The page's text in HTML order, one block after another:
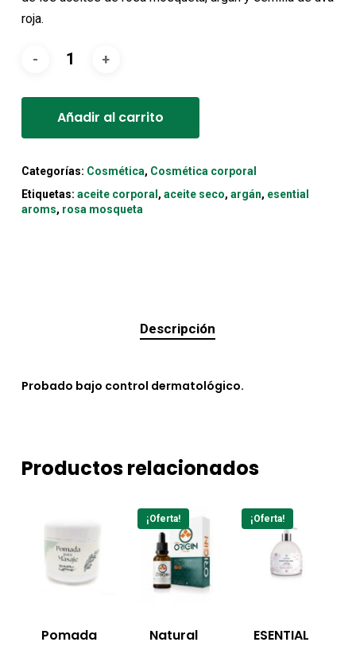
roja.
Añadir al carrito
Categorías: Cosmética, Cosmética corporal
Etiquetas: aceite corporal , aceite seco, argán, esential
aroms, rosa mosqueta
Descripción
Probado bajo control dermatológico.
Productos relacionados
Pomada
¡Oferta!
Natural
¡Oferta!
ESENTIAL